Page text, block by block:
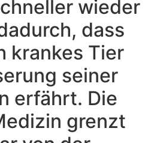
wieder
dass
krankes Tier
seiner
erfährt. Die
grenzt